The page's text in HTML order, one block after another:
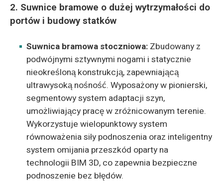
2. Suwnice bramowe o dużej wytrzymałości do
portów i budowy statków
Suwnica bramowa stoczniowa: Zbudowany z
podwójnymi sztywnymi nogami i statycznie
nieokreśloną konstrukcją, zapewniającą
ultrawysoką nośność. Wyposażony w pionierski,
segmentowy system adaptacji szyn,
umożliwiający pracę w zróżnicowanym terenie.
Wykorzystuje wielopunktowy system
równoważenia siły podnoszenia oraz inteligentny
system omijania przeszkód oparty na
technologii BIM 3D, co zapewnia bezpieczne
podnoszenie bez błędów.